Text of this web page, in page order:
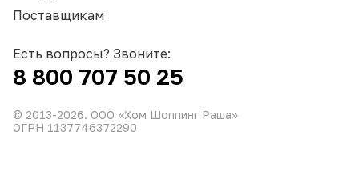
Поставщикам
Есть вопросы? Звоните:
8 800 707 50 25
© 2013-2026. ООО «Хом Шоппинг Раша»
ОГРН 1137746372290